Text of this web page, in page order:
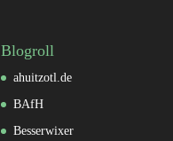
Blogroll
ahuitzotl.de
BAfH
Besserwixer